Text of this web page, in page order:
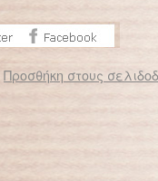
Προσθήκη στους